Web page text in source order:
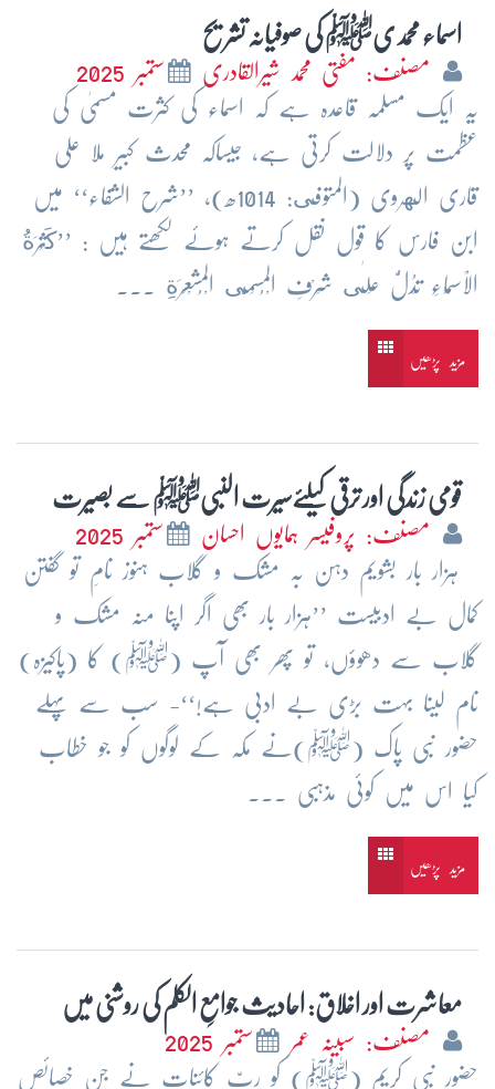
اسماء محمدیﷺ کی صوفیانہ تشریح
مصنف: مفتی محمد شیرالقادری
ستمبر 2025
یہ ایک مسلمہ قاعدہ ہے کہ اسماء کی کثرت مسمیٰ کی
عظمت پر دلالت کرتی ہے، جیساکہ محدث کبیر ملا علی
قاری الهروی (المتوفى: 1014ھ)، ’’شرح الشفاء‘‘ میں
ابن فارس کا قول نقل کرتے ہوئے لکھتے ہیں : ’’كَثْرَةُ
الْاَسْمَاءِ تَدُلُّ عَلٰى شَرْفِ الْمُسَمَّى الْمُشْعِرَةِ ...
مزید پڑھیں
قومی زندگی اور ترقی کیلئےسیرت النبیﷺ سے بصیرت
مصنف: پروفیسر ہمایوں احسان
ستمبر 2025
ہزار بار بشویم دہن بہ مشک و گلاب ہنوز نامِ تو گفتن
کمال بے ادبیست ’’ہزار بار بھی اگر اپنا منہ مشک و
گلاب سے دھوؤں، تو پھر بھی آپ (ﷺ) کا (پاکیزہ)
نام لینا بہت بڑی بے ادبی ہے!‘‘- سب سے پہلے
حضور نبی پاک (ﷺ)نے مکہ کے لوگوں کو جو خطاب
کیا اس میں کوئی مذہبی ...
مزید پڑھیں
معاشرت اور اخلاق: احادیث جوامعِ الکلم کی روشنی میں
مصنف: سبینہ عمر
ستمبر 2025
حضور نبی کریم (ﷺ) کو ربِّ کائنات نے جن خصائصِ